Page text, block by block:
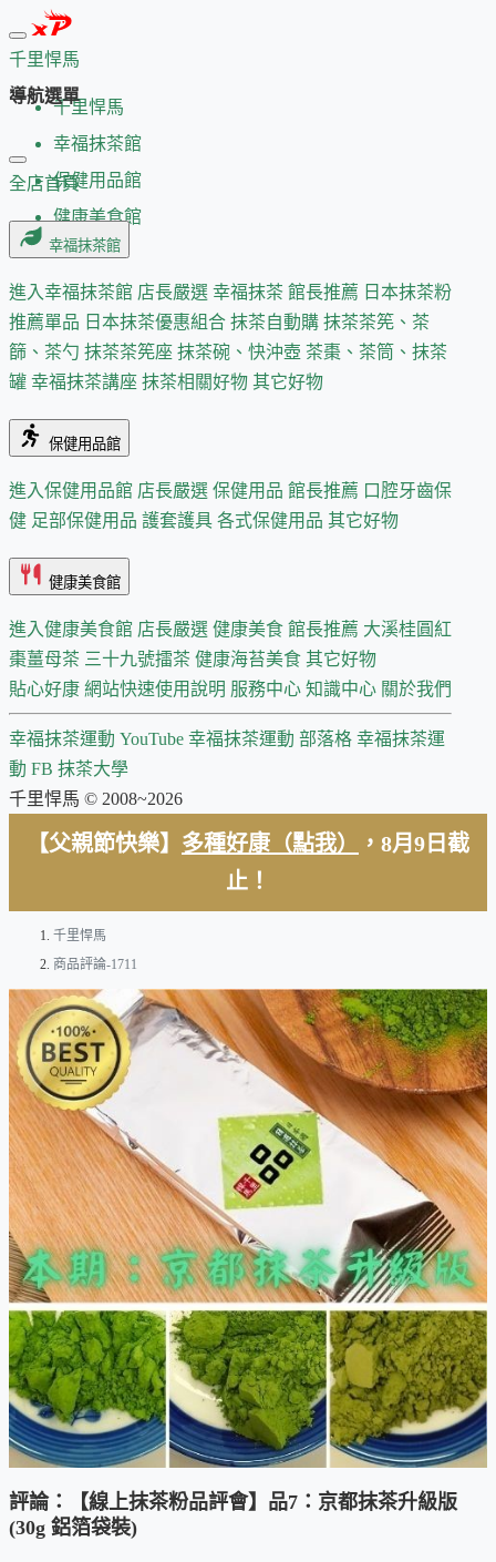
千里悍馬
千里悍馬
幸福抹茶館
保健用品館
健康美食館
導航選單
全店首頁
幸福抹茶館
進入幸福抹茶館 店長嚴選 幸福抹茶 館長推薦 日本抹茶粉
推薦單品 日本抹茶優惠組合 抹茶自動購 抹茶茶筅、茶
篩、茶勺 抹茶茶筅座 抹茶碗、快沖壺 茶棗、茶筒、抹茶
罐 幸福抹茶講座 抹茶相關好物 其它好物
保健用品館
進入保健用品館 店長嚴選 保健用品 館長推薦 口腔牙齒保
健 足部保健用品 護套護具 各式保健用品 其它好物
健康美食館
進入健康美食館 店長嚴選 健康美食 館長推薦 大溪桂圓紅
棗薑母茶 三十九號擂茶 健康海苔美食 其它好物
貼心好康 網站快速使用說明 服務中心 知識中心 關於我們
幸福抹茶運動 YouTube 幸福抹茶運動 部落格 幸福抹茶運
動 FB 抹茶大學
千里悍馬 © 2008~2026
【父親節快樂】 多種好康（點我）
，8月9日截
止！
千里悍馬
商品評論-1711
評論：【線上抹茶粉品評會】品7：京都抹茶升級版
(30g 鋁箔袋裝)